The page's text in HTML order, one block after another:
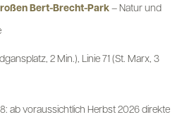
Bert-Brecht-Park – Natur und
2 Min.), Linie 71 (St. Marx, 3
ab voraussichtlich Herbst 2026 direkte